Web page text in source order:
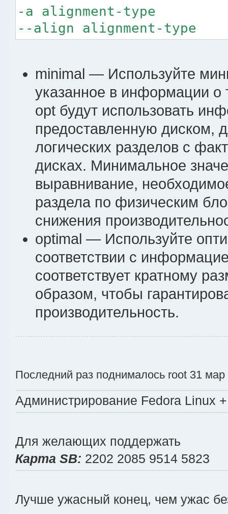
-a alignment-type
--align alignment-type
minimal — Используйте
указанное в информации о
opt будут использовать
предоставленную диском,
логических разделов с
дисках. Минимальное
выравнивание,
раздела по физическим
снижения
optimal — Используйте
соответствии с
соответствует кратному
образом, чтобы
производительность.
Последний раз поднималось root 31 мар
Администрирование Fedora Linux
Для желающих поддержать
Карта SB: 2202 2085 9514 5823
Лучше ужасный конец, чем ужас